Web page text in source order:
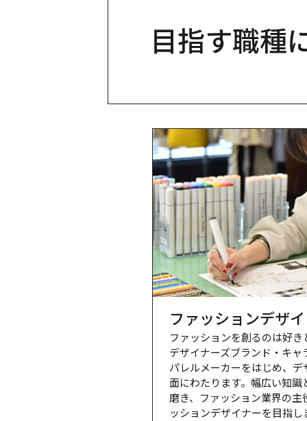
目指す職種
ファッションデザ
ファッションを創るのは好き
デザイナーズブランド・キ
パレルメーカーをはじめ、
面にわたります。幅広い知
磨き、ファッション業界の
ッションデザイナーを目指し